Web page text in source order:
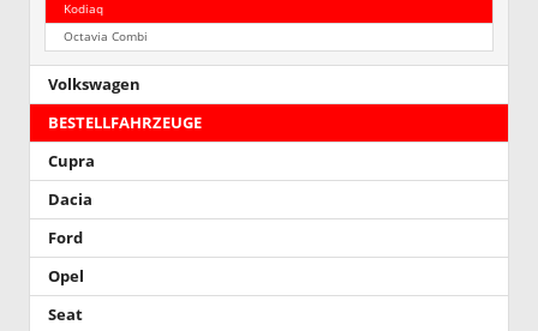
Kodiaq
Octavia Combi
Volkswagen
BESTELLFAHRZEUGE
Cupra
Dacia
Ford
Opel
Seat